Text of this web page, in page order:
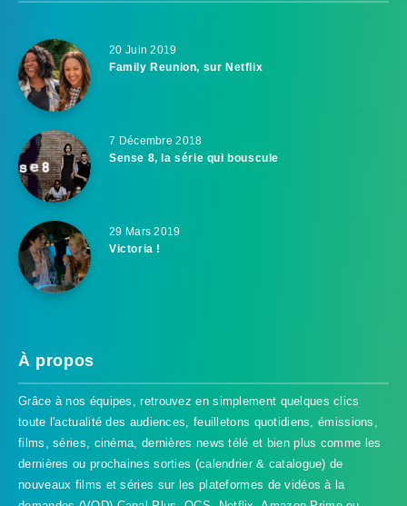
20 Juin 2019
Family Reunion, sur Netflix
7 Décembre 2018
Sense 8, la série qui bouscule
29 Mars 2019
Victoria !
À propos
Grâce à nos équipes, retrouvez en simplement quelques clics
toute l'actualité des audiences, feuilletons quotidiens, émissions,
films, séries, cinéma, dernières news télé et bien plus comme les
dernières ou prochaines sorties (calendrier & catalogue) de
nouveaux films et séries sur les plateformes de vidéos à la